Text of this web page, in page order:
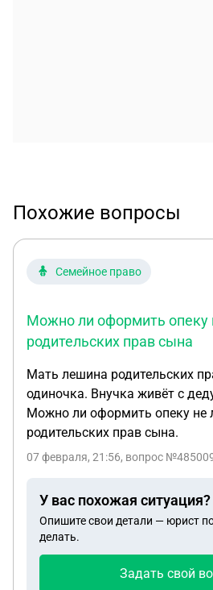
Похожие вопросы
Семейное право
Можно ли оформить опеку
родительских прав сына
Мать лешина родительских
одиночка. Внучка живёт с
Можно ли оформить опеку не
родительских прав сына.
07 февраля, 21:56, вопрос
У вас похожая ситуация?
Опишите свои детали — юрист
делать.
Задать свой